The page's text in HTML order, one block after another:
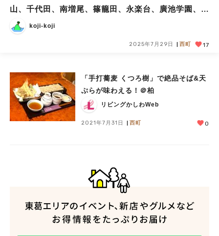
山、千代田、南増尾、篠籠田、永楽台、廣池学園、東
豊住～koji-koji
2025年7月29日 西町 17
「手打蕎麦 くつろ樹」で絶品そば&天
ぷらが味わえる！＠柏
リビングかしわWeb
2021年7月31日 西町 0